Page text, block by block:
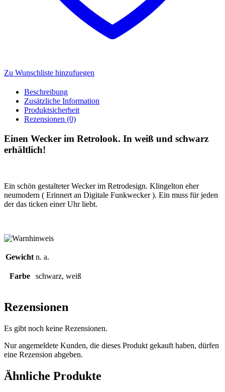
Zu Wunschliste hinzufuegen
Beschreibung
Zusätzliche Information
Produktsicherheit
Rezensionen (0)
Einen Wecker im Retrolook. In weiß und schwarz
erhältlich!
Ein schön gestalteter Wecker im Retrodesign. Klingelton eher
neumodern ( Erinnert an Digitale Funkwecker ). Ein muss für jeden
der das ticken einer Uhr liebt.
Gewicht n. a.
Farbe schwarz, weiß
Rezensionen
Es gibt noch keine Rezensionen.
Nur angemeldete Kunden, die dieses Produkt gekauft haben, dürfen
eine Rezension abgeben.
Ähnliche Produkte